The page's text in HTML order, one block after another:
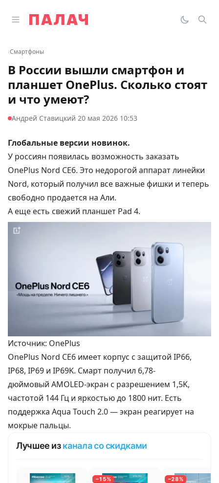
Открыть главное меню
Палач
‹Смартфоны
В России вышли смартфон и
планшет OnePlus. Сколько стоят
и что умеют?
Андрей Ставицкий·20 мая 2026 10:53
Глобальные версии новинок.
У россиян появилась возможность заказать
OnePlus Nord CE6. Это недорогой аппарат линейки
Nord, который получил все важные фишки и теперь
свободно продается на Али.
А еще есть свежий планшет Pad 4.
Источник: OnePlus
OnePlus Nord CE6 имеет корпус с защитой IP66,
IP68, IP69 и IP69K. Смарт получил 6,78-
дюймовый AMOLED-экран с разрешением 1,5K,
частотой 144 Гц и яркостью до 1800 нит. Есть
поддержка Aqua Touch 2.0 — экран реагирует на
мокрые пальцы.
Лучшее изканала со скидками
−15% −28%